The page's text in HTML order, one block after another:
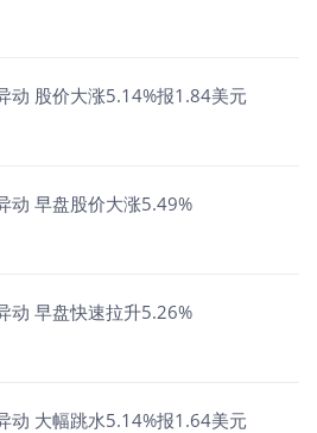
动 股价大涨5.14%报1.84美元
动 早盘股价大涨5.49%
动 早盘快速拉升5.26%
动 大幅跳水5.14%报1.64美元